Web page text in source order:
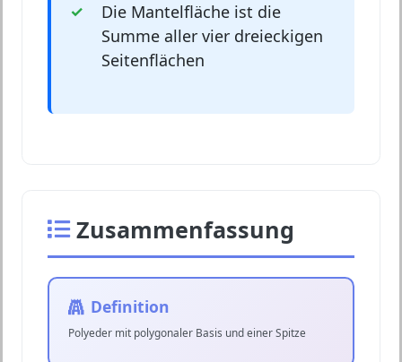
Die Mantelfläche ist die
Summe aller vier dreieckigen
Seitenflächen
Zusammenfassung
Definition
Polyeder mit polygonaler Basis und einer Spitze